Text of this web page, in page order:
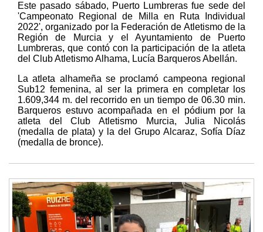
Este pasado sábado, Puerto Lumbreras fue sede del
'Campeonato Regional de Milla en Ruta Individual
2022', organizado por la Federación de Atletismo de la
Región de Murcia y el Ayuntamiento de Puerto
Lumbreras, que contó con la participación de la atleta
del Club Atletismo Alhama, Lucía Barqueros Abellán.
La atleta alhameña se proclamó campeona regional
Sub12 femenina, al ser la primera en completar los
1.609,344 m. del recorrido en un tiempo de 06.30 min.
Barqueros estuvo acompañada en el pódium por la
atleta del Club Atletismo Murcia, Julia Nicolás
(medalla de plata) y la del Grupo Alcaraz, Sofía Díaz
(medalla de bronce).